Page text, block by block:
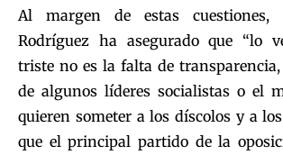
Al margen de estas cuestiones,
Rodríguez ha asegurado que “lo
triste no es la falta de
de algunos líderes socialistas o el
quieren someter a los díscolos y a
que el principal partido de la